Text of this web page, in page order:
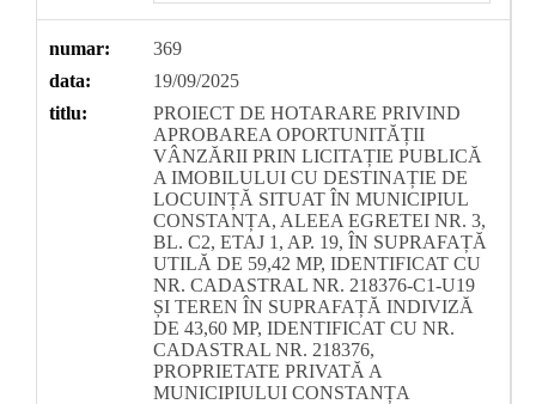
numar:
369
data:
19/09/2025
titlu:
PROIECT DE HOTARARE PRIVIND
APROBAREA OPORTUNITĂȚII
VÂNZĂRII PRIN LICITAȚIE PUBLICĂ
A IMOBILULUI CU DESTINAȚIE DE
LOCUINȚĂ SITUAT ÎN MUNICIPIUL
CONSTANȚA, ALEEA EGRETEI NR. 3,
BL. C2, ETAJ 1, AP. 19, ÎN SUPRAFAȚĂ
UTILĂ DE 59,42 MP, IDENTIFICAT CU
NR. CADASTRAL NR. 218376-C1-U19
ȘI TEREN ÎN SUPRAFAȚĂ INDIVIZĂ
DE 43,60 MP, IDENTIFICAT CU NR.
CADASTRAL NR. 218376,
PROPRIETATE PRIVATĂ A
MUNICIPIULUI CONSTANȚA